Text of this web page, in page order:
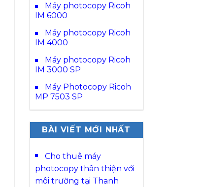
Máy photocopy Ricoh
IM 6000
Máy photocopy Ricoh
IM 4000
Máy photocopy Ricoh
IM 3000 SP
Máy Photocopy Ricoh
MP 7503 SP
BÀI VIẾT MỚI NHẤT
Cho thuê máy
photocopy thân thiện với
môi trường tại Thanh